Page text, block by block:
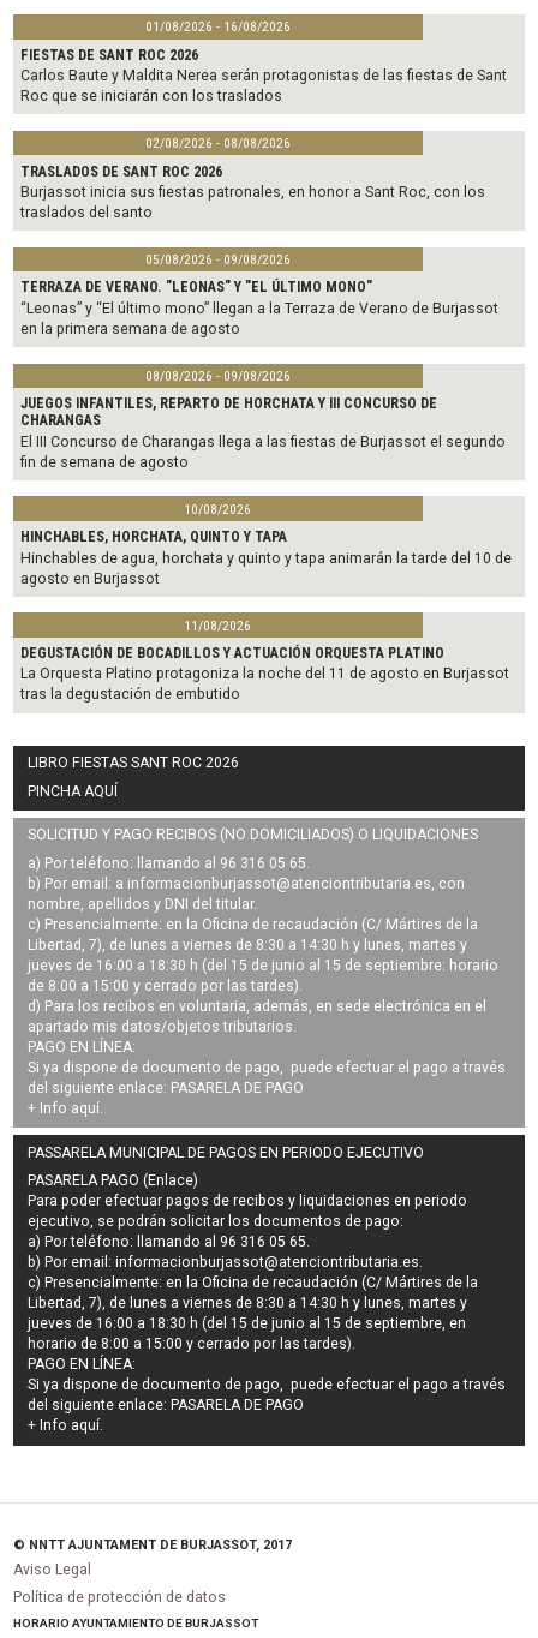
01/08/2026 - 16/08/2026
FIESTAS DE SANT ROC 2026
Carlos Baute y Maldita Nerea serán protagonistas de las fiestas de Sant
Roc que se iniciarán con los traslados
02/08/2026 - 08/08/2026
TRASLADOS DE SANT ROC 2026
Burjassot inicia sus fiestas patronales, en honor a Sant Roc, con los
traslados del santo
05/08/2026 - 09/08/2026
TERRAZA DE VERANO. "LEONAS" Y "EL ÚLTIMO MONO"
“Leonas” y “El último mono” llegan a la Terraza de Verano de Burjassot
en la primera semana de agosto
08/08/2026 - 09/08/2026
JUEGOS INFANTILES, REPARTO DE HORCHATA Y III CONCURSO DE
CHARANGAS
El III Concurso de Charangas llega a las fiestas de Burjassot el segundo
fin de semana de agosto
10/08/2026
HINCHABLES, HORCHATA, QUINTO Y TAPA
Hinchables de agua, horchata y quinto y tapa animarán la tarde del 10 de
agosto en Burjassot
11/08/2026
DEGUSTACIÓN DE BOCADILLOS Y ACTUACIÓN ORQUESTA PLATINO
La Orquesta Platino protagoniza la noche del 11 de agosto en Burjassot
tras la degustación de embutido
LIBRO FIESTAS SANT ROC 2026
PINCHA AQUÍ
SOLICITUD Y PAGO RECIBOS (NO DOMICILIADOS) O LIQUIDACIONES
a) Por teléfono: llamando al 96 316 05 65.
b) Por email: a informacionburjassot@atenciontributaria.es, con
nombre, apellidos y DNI del titular.
c) Presencialmente: en la Oficina de recaudación (C/ Mártires de la
Libertad, 7), de lunes a viernes de 8:30 a 14:30 h y lunes, martes y
jueves de 16:00 a 18:30 h (del 15 de junio al 15 de septiembre: horario
de 8:00 a 15:00 y cerrado por las tardes).
d) Para los recibos en voluntaria, además, en sede electrónica en el
apartado mis datos/objetos tributarios.
PAGO EN LÍNEA:
Si ya dispone de documento de pago, puede efectuar el pago a través
del siguiente enlace: PASARELA DE PAGO
+ Info aquí.
PASSARELA MUNICIPAL DE PAGOS EN PERIODO EJECUTIVO
PASARELA PAGO (Enlace)
Para poder efectuar pagos derecibos y liquidaciones en periodo
ejecutivo, se podrán solicitar los documentos de pago:
a) Por teléfono: llamando al 96 316 05 65.
b) Por email:informacionburjassot@atenciontributaria.es.
c) Presencialmente: en la Oficina de recaudación (C/ Mártires de la
Libertad, 7), de lunes a viernes de 8:30 a 14:30 h y lunes, martes y
jueves de 16:00 a 18:30 h (del 15 de junio al 15 de septiembre, en
horario de 8:00 a 15:00 y cerrado por las tardes).
PAGO EN LÍNEA:
Si ya dispone de documento de pago, puede efectuar el pago a través
del siguiente enlace: PASARELA DE PAGO
+ Info aquí.
© NNTT AJUNTAMENT DE BURJASSOT, 2017
Aviso Legal
Política de protección de datos
HORARIO AYUNTAMIENTO DE BURJASSOT